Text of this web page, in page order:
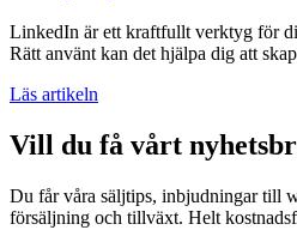
LinkedIn är ett kraftfullt verktyg för
Rätt använt kan det hjälpa dig att
Läs artikeln
Vill du få vårt
Du får våra säljtips, inbjudningar till
försäljning och tillväxt. Helt